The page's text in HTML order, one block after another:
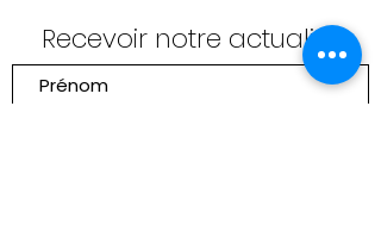
Recevoir notre actualité